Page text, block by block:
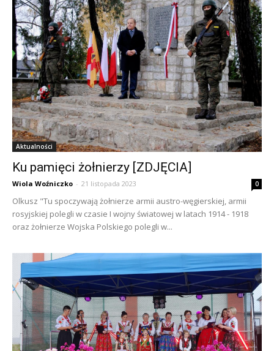
Aktualności
Ku pamięci żołnierzy [ZDJĘCIA]
Wiola Woźniczko - 21 listopada 2023 0
Olkusz "Tu spoczywają żołnierze armii austro-węgierskiej, armii
rosyjskiej polegli w czasie I wojny światowej w latach 1914 - 1918
oraz żołnierze Wojska Polskiego polegli w...